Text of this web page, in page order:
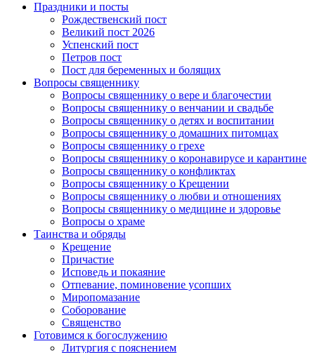
Праздники и посты
Рождественский пост
Великий пост 2026
Успенский пост
Петров пост
Пост для беременных и болящих
Вопросы священнику
Вопросы священнику о вере и благочестии
Вопросы священнику о венчании и свадьбе
Вопросы священнику о детях и воспитании
Вопросы священнику о домашних питомцах
Вопросы священнику о грехе
Вопросы священнику о коронавирусе и карантине
Вопросы священнику о конфликтах
Вопросы священнику о Крещении
Вопросы священнику о любви и отношениях
Вопросы священнику о медицине и здоровье
Вопросы о храме
Таинства и обряды
Крещение
Причастие
Исповедь и покаяние
Отпевание, поминовение усопших
Миропомазание
Соборование
Священство
Готовимся к богослужению
Литургия с пояснением